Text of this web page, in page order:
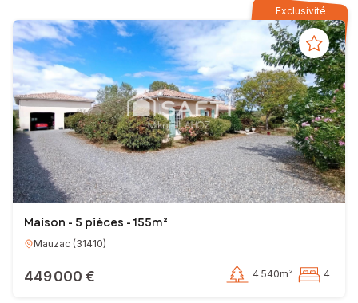
Votre conseiller en immobilier SAFTI
EI - Agent commercial -
Exclusivité
Maison - 5 pièces - 155m²
Mauzac (31410)
449 000 € 4 540m² 4